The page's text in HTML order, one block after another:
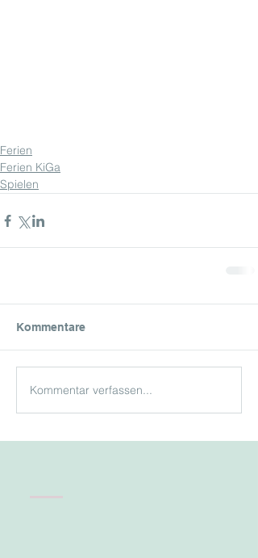
Ferien
Ferien KiGa
Spielen
Kommentare
Kommentar verfassen...